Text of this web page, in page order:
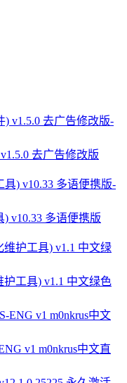
去广告修改版
) v10.33 多语便携版
工具) v1.1 中文绿色
v1 m0nkrus中文直